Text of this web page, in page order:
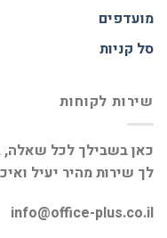
מועדפים
סל קניות
שירות לקוחות
כאן בשבילך לכל שאלה,
לך שירות מהיר יעיל
info@office-plus.co.il